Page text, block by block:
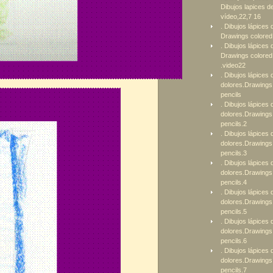
Dibujos lapices
vídeo,22,7 16
. Dibujos lápices
Drawings
. Dibujos lápices
Drawings
.video22
. Dibujos lápices
pencils
. Dibujos lápices
pencils.2
. Dibujos lápices
pencils.3
. Dibujos lápices
pencils.4
. Dibujos lápices
pencils.5
. Dibujos lápices
pencils.6
. Dibujos lápices
pencils.7